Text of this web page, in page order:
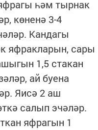
һәм тырнак
көненә 3-4
Кандагы
яфракларын, сары
1,5 стакан
ай буена
Яисә 2 аш
салып эчәләр.
яфрагын 1